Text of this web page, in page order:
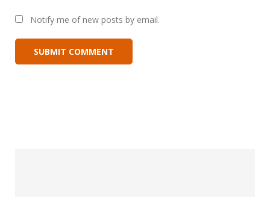
Notify me of new posts by email.